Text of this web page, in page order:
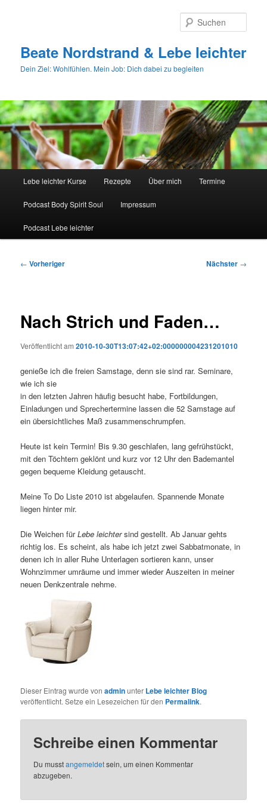
Beate Nordstrand & Lebe leichter
Dein Ziel: Wohlfühlen. Mein Job: Dich dabei zu begleiten
Lebe leichter Kurse Rezepte Über mich Termine
Podcast Body Spirit Soul Impressum
Podcast Lebe leichter
Beitragsnavigation
← Vorheriger Nächster →
Nach Strich und Faden…
Veröffentlicht am2010-10-30T13:07:42+02:000000004231201010
genieße ich die freien Samstage, denn sie sind rar. Seminare,
wie ich sie
in den letzten Jahren häufig besucht habe, Fortbildungen,
Einladungen und Sprechertermine lassen die 52 Samstage auf
ein übersichtliches Maß zusammenschrumpfen.
Heute ist kein Termin! Bis 9.30 geschlafen, lang gefrühstückt,
mit den Töchtern geklönt und kurz vor 12 Uhr den Bademantel
gegen bequeme Kleidung getauscht.
Meine To Do Liste 2010 ist abgelaufen. Spannende Monate
liegen hinter mir.
Die Weichen fürLebe leichtersind gestellt. Ab Januar gehts
richtig los. Es scheint, als habe ich jetzt zwei Sabbatmonate, in
denen ich in aller Ruhe Unterlagen sortieren kann, unser
Wohnzimmer umräume und immer wieder Auszeiten in meiner
neuen Denkzentrale nehme.
Dieser Eintrag wurde vonadminunter Lebe leichter Blog
veröffentlicht. Setze ein Lesezeichen für den Permalink.
Schreibe einen Kommentar
Du musstangemeldetsein, um einen Kommentar
abzugeben.